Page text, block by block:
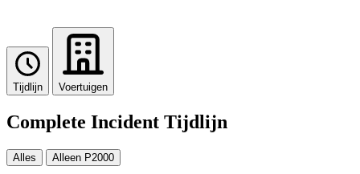
Tijdlijn Voertuigen
Complete Incident Tijdlijn
Alles Alleen P2000